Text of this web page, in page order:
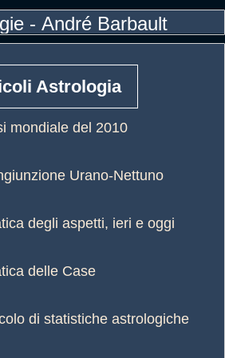
Astrologia
mondiale del 2010
Urano-Nettuno
degli aspetti, ieri e oggi
delle Case
di statistiche astrologiche